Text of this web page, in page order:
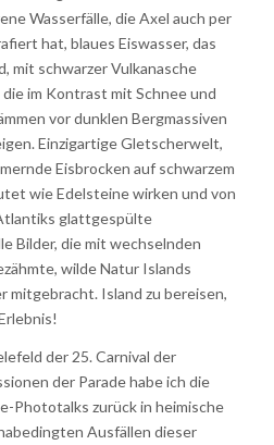
Wasserfälle, die Axel auch per
hat, blaues Eiswasser, das
mit schwarzer Vulkanasche
im Kontrast mit Schnee und
vor dunklen Bergmassiven
Einzigartige Gletscherwelt,
Eisbrocken auf schwarzem
wie Edelsteine wirken und von
glattgespülte
Bilder, die mit wechselnden
wilde Natur Islands
mitgebracht. Island zu bereisen,
der 25. Carnival der
der Parade habe ich die
Phototalks zurück in heimische
Ausfällen dieser